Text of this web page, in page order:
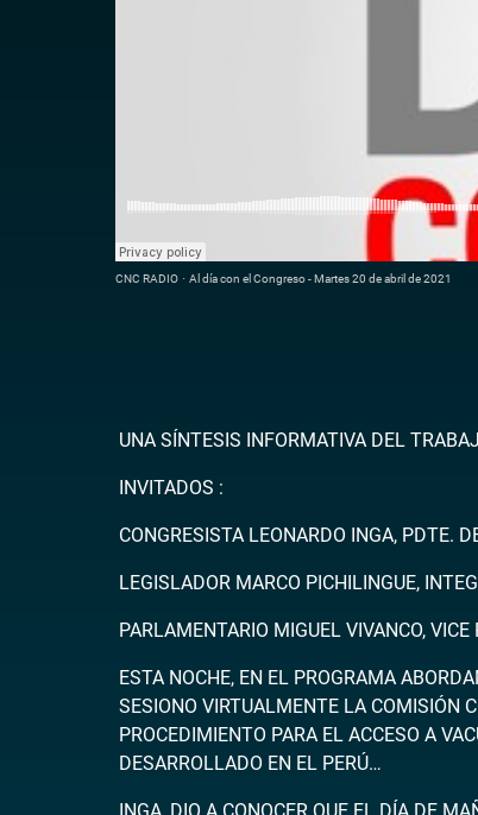
CNC RADIO · Al día con el Congreso - Martes 20 de abril de 2021
UNA SÍNTESIS INFORMATIVA DEL
INVITADOS :
CONGRESISTA LEONARDO INGA, PDTE.
LEGISLADOR MARCO PICHILINGUE,
PARLAMENTARIO MIGUEL VIVANCO,
ESTA NOCHE, EN EL PROGRAMA
SESIONO VIRTUALMENTE LA COMISIÓN
PROCEDIMIENTO PARA EL ACCESO A
DESARROLLADO EN EL PERÚ…